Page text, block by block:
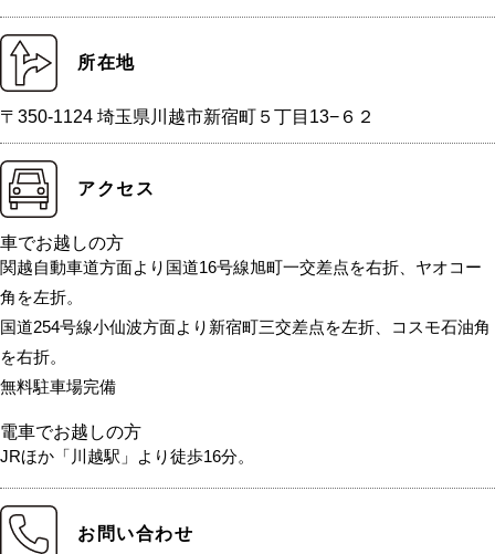
所在地
〒350-1124 埼玉県川越市新宿町５丁目13−６２
アクセス
車でお越しの方
関越自動車道方面より国道16号線旭町一交差点を右折、ヤオコー
角を左折。
国道254号線小仙波方面より新宿町三交差点を左折、コスモ石油角
を右折。
無料駐車場完備
電車でお越しの方
JRほか「川越駅」より徒歩16分。
お問い合わせ